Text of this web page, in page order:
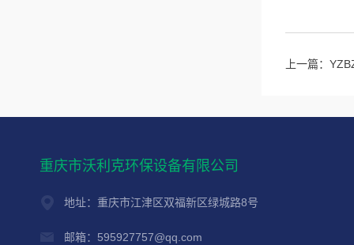
上一篇：
重庆市沃利克环保设备有限公司
地址：重庆市江津区双福新区绿城路8号
邮箱：595927757@qq.com